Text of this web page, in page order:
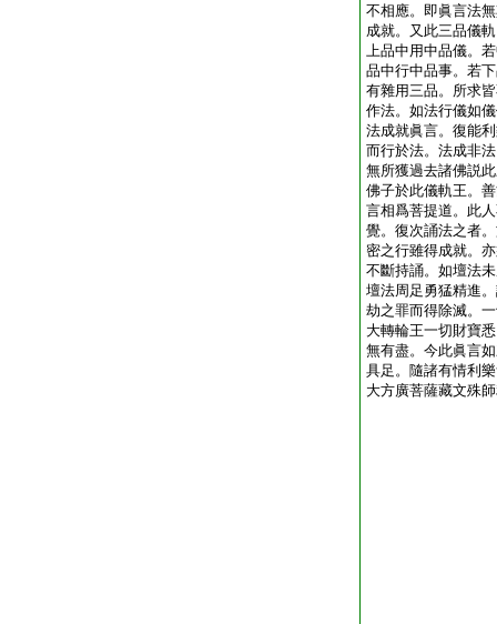
不相應。即眞言法
成就。又此三品儀
上品中用中品儀。
品中行中品事。若
有雜用三品。所求
作法。如法行儀如
法成就眞言。復能
而行於法。法成非
無所獲過去諸佛説
佛子於此儀軌王。
言相爲菩提道。此
覺。復次誦法之者
密之行雖得成就。
不斷持誦。如壇法
壇法周足勇猛精進
劫之罪而得除滅。
大轉輪王一切財寶
無有盡。今此眞言
具足。隨諸有情利
大方廣菩薩藏文殊